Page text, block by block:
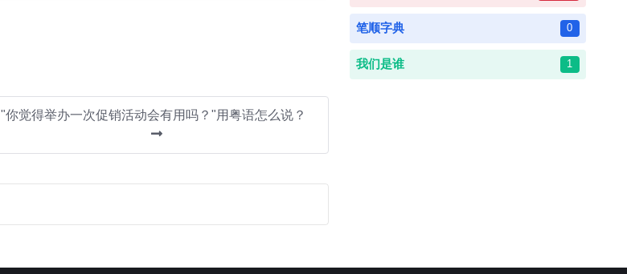
"你觉得举办一次促销活动会有用吗？"用粤语怎么说？
笔顺字典 0
我们是谁 1